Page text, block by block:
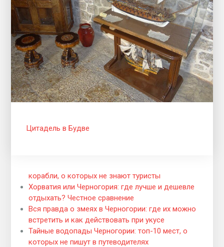
Цитадель в Будве
корабли, о которых не знают туристы
Хорватия или Черногория: где лучше и дешевле
отдыхать? Честное сравнение
Вся правда о змеях в Черногории: где их можно
встретить и как действовать при укусе
Тайные водопады Черногории: топ-10 мест, о
которых не пишут в путеводителях